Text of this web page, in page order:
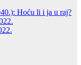
Hoću li i ja u raj?